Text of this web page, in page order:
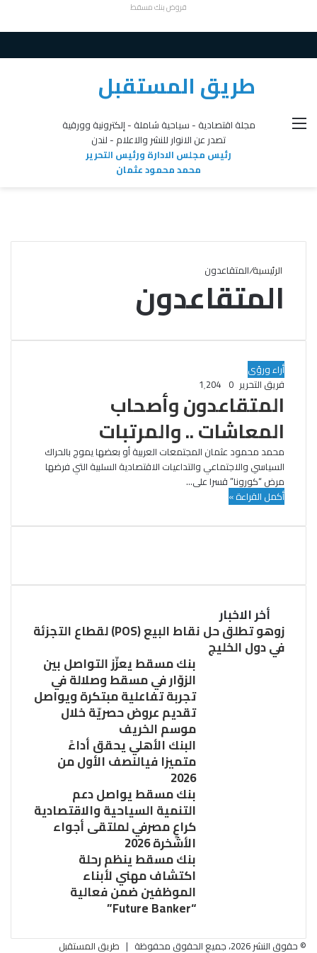
قروض بنك مسقط
طريق المستقبل
مجلة اقتصادية - سياحية شاملة - إلكترونية وورقية
تصدر عن الانوار للنشر والاعلام - لندن
رئيس مجلس الادارة ورئيس التحرير
محمد محمود عثمان
الرئيسية/المتقاعدون
المتقاعدون
أراء ورؤى
فريق التحرير 0
المتقاعدون وأصحاب
المعاشات .. والمرتبات
محمد محمود عثمان المجتمعات العربية أو بعضها يموج بالحراك
السياسي والاجتماعي والتداعيات الاقتصادية السلبية التي فرضها
مرض “كورونا” قسرا على…
أكمل القراءة »
أخر الاخبار
زوهو تطلق حل نقاط البيع (POS) لقطاع التجزئة
في دول الخليج
بنك مسقط يعزّز التواصل بين
الزوّار في مسقط وصلالة في
تجربة تفاعلية مبتكرة ويواصل
تقديم عروض حصريّة خلال
موسم الخريف
البنك الأهلي يحقق أداءً
متميزا فيالنصف الأول من
2026
بنك مسقط يواصل دعم
التنمية السياحية والاقتصادية
كراعٍ مصرفي لملتقى أجواء
الأشخرة 2026
بنك مسقط ينظم رحلة
اكتشاف مهني لأبناء
الموظفين ضمن فعالية
“Future Banker”
© حقوق النشر 2026، جميع الحقوق محفوظة |
طريق المستقبل